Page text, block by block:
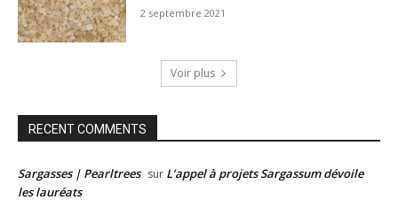
2 septembre 2021
Voir plus
RECENT COMMENTS
Sargasses | Pearltrees sur L’appel à projets Sargassum dévoile
les lauréats